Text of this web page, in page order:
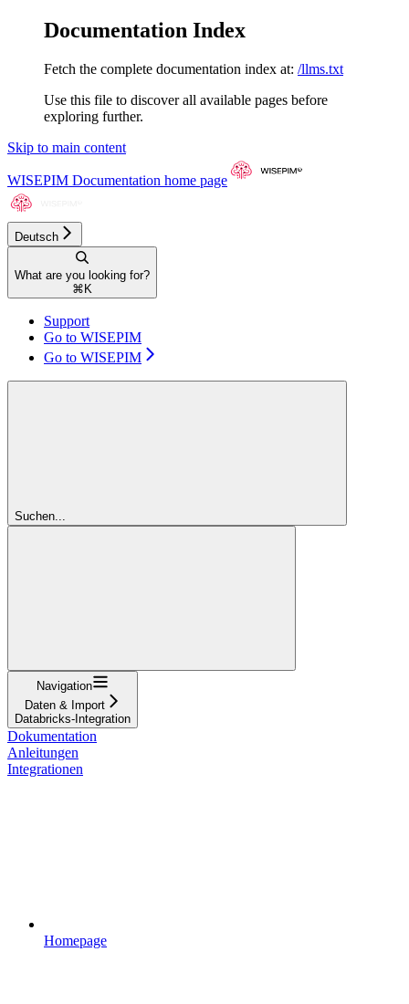
Documentation Index
Fetch the complete documentation index at: /llms.txt
Use this file to discover all available pages before
exploring further.
Skip to main content
WISEPIM Documentation home page
Deutsch
What are you looking for?
⌘ K
Support
Go to WISEPIM
Go to WISEPIM
Suchen...
Navigation
Daten & Import
Databricks-Integration
Dokumentation
Anleitungen
Integrationen
Homepage